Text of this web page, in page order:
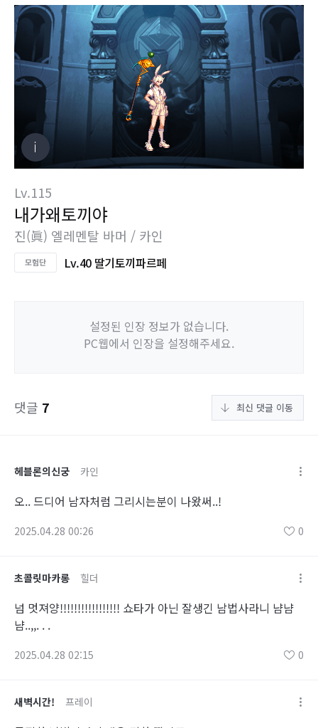
Lv.115
내가왜토끼야
진(眞) 엘레멘탈 바머 / 카인
Lv.40 딸기토끼파르페
설정된 인장 정보가 없습니다.
PC웹에서 인장을 설정해주세요.
댓글 7 최신 댓글 이동
헤블론의신궁 카인
오.. 드디어 남자처럼 그리시는분이 나왔써..!
2025.04.28 00:26 0
초콜릿마카롱 힐더
넘 멋져양!!!!!!!!!!!!!!!!! 쇼타가 아닌 잘생긴 남법사라니 냠냠
냠..,,. . .
2025.04.28 02:15 0
새벽시간! 프레이